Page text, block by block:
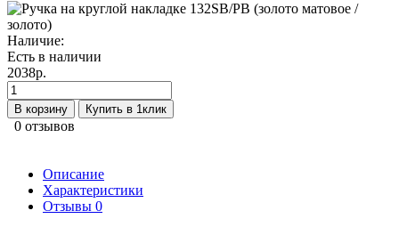
Наличие:
Есть в наличии
2038р.
В корзину Купить в 1клик
0 отзывов
Описание
Характеристики
Отзывы 0